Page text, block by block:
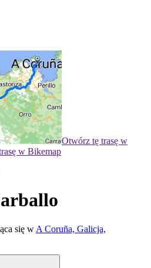
Otwórz tę trasę w
w Bikemap
się w A Coruña, Galicja,